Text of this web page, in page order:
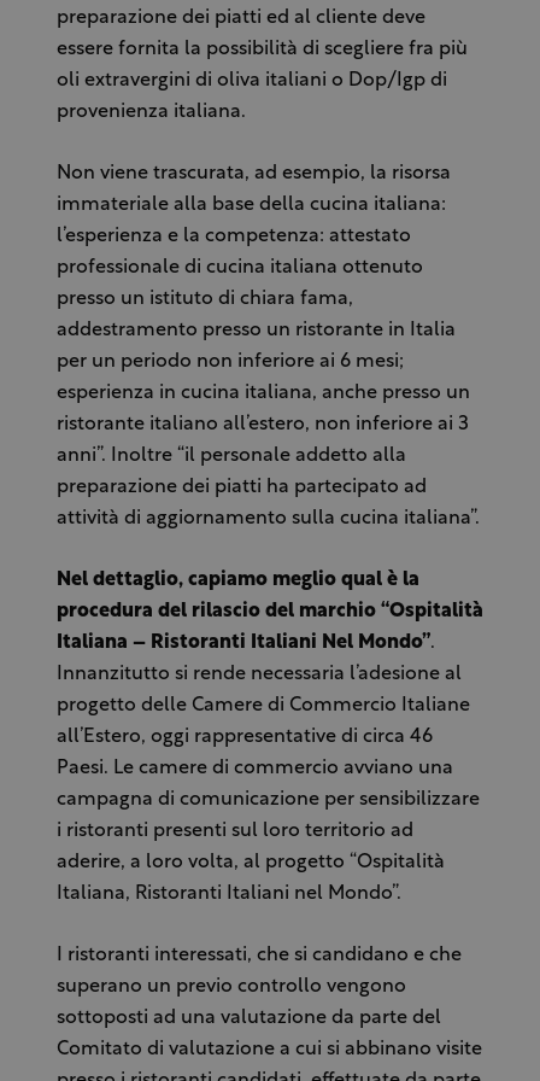
preparazione dei piatti ed al cliente deve
essere fornita la possibilità di scegliere fra più
oli extravergini di oliva italiani o Dop/Igp di
provenienza italiana.
Non viene trascurata, ad esempio, la risorsa
immateriale alla base della cucina italiana:
l’esperienza e la competenza: attestato
professionale di cucina italiana ottenuto
presso un istituto di chiara fama,
addestramento presso un ristorante in Italia
per un periodo non inferiore ai 6 mesi;
esperienza in cucina italiana, anche presso un
ristorante italiano all’estero, non inferiore ai 3
anni”. Inoltre “il personale addetto alla
preparazione dei piatti ha partecipato ad
attività di aggiornamento sulla cucina italiana”.
Nel dettaglio, capiamo meglio qual è la
procedura del rilascio del marchio “Ospitalità
Italiana – Ristoranti Italiani Nel Mondo”.
Innanzitutto si rende necessaria l’adesione al
progetto delle Camere di Commercio Italiane
all’Estero, oggi rappresentative di circa 46
Paesi. Le camere di commercio avviano una
campagna di comunicazione per sensibilizzare
i ristoranti presenti sul loro territorio ad
aderire, a loro volta, al progetto “Ospitalità
Italiana, Ristoranti Italiani nel Mondo”.
I ristoranti interessati, che si candidano e che
superano un previo controllo vengono
sottoposti ad una valutazione da parte del
Comitato di valutazione a cui si abbinano visite